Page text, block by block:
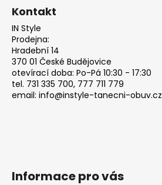
Kontakt
IN Style
Prodejna:
Hradební 14
370 01 České Budějovice
otevírací doba: Po-Pá 10:30 - 17:30
tel. 731 335 700, 777 711 779
email: info@instyle-tanecni-obuv.cz
Informace pro vás